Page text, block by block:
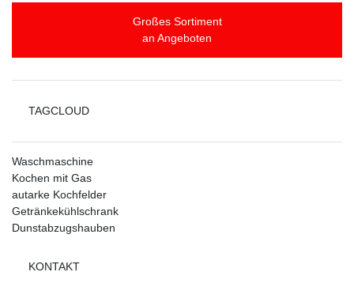
Großes Sortiment
an Angeboten
TAGCLOUD
Waschmaschine
Kochen mit Gas
autarke Kochfelder
Getränkekühlschrank
Dunstabzugshauben
KONTAKT